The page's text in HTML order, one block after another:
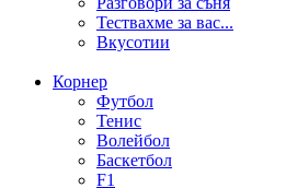
Тествахме за вас...
Вкусотии
Корнер
Футбол
Тенис
Волейбол
Баскетбол
F1